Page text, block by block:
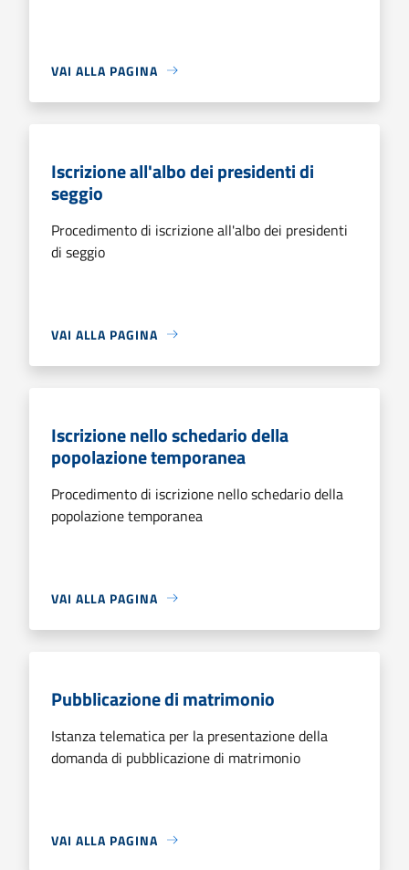
VAI ALLA PAGINA
Iscrizione all'albo dei presidenti di
seggio
Procedimento di iscrizione all'albo dei presidenti
di seggio
VAI ALLA PAGINA
Iscrizione nello schedario della
popolazione temporanea
Procedimento di iscrizione nello schedario della
popolazione temporanea
VAI ALLA PAGINA
Pubblicazione di matrimonio
Istanza telematica per la presentazione della
domanda di pubblicazione di matrimonio
VAI ALLA PAGINA